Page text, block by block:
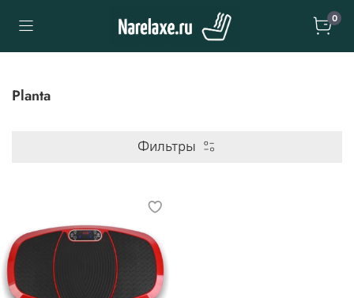
0
Planta
Фильтры